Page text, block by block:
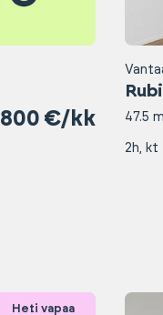
800 €/kk 47.5
2h, kt
Heti vapaa